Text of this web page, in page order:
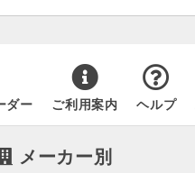
ダー ご利用案内 ヘルプ
メーカー別